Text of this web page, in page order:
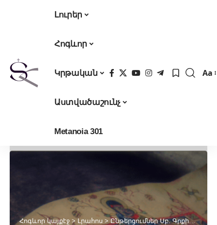
Լուրեր
Հոգևոր
Կրթական
Աստվածաշունչ
Metanoia 301
Aa
Հոգևոր կայքէջ >Լրահոս >Ընթերցումներ Սբ. Գրքից >